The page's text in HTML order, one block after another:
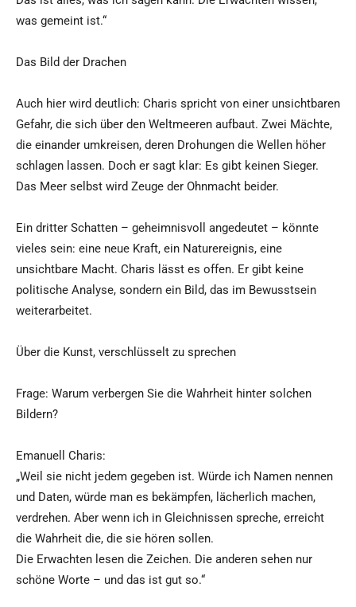
was gemeint ist.“
Das Bild der Drachen
Auch hier wird deutlich: Charis spricht von einer unsichtbaren
Gefahr, die sich über den Weltmeeren aufbaut. Zwei Mächte,
die einander umkreisen, deren Drohungen die Wellen höher
schlagen lassen. Doch er sagt klar: Es gibt keinen Sieger.
Das Meer selbst wird Zeuge der Ohnmacht beider.
Ein dritter Schatten – geheimnisvoll angedeutet – könnte
vieles sein: eine neue Kraft, ein Naturereignis, eine
unsichtbare Macht. Charis lässt es offen. Er gibt keine
politische Analyse, sondern ein Bild, das im Bewusstsein
weiterarbeitet.
Über die Kunst, verschlüsselt zu sprechen
Frage: Warum verbergen Sie die Wahrheit hinter solchen
Bildern?
Emanuell Charis:
„Weil sie nicht jedem gegeben ist. Würde ich Namen nennen
und Daten, würde man es bekämpfen, lächerlich machen,
verdrehen. Aber wenn ich in Gleichnissen spreche, erreicht
die Wahrheit die, die sie hören sollen.
Die Erwachten lesen die Zeichen. Die anderen sehen nur
schöne Worte – und das ist gut so.“